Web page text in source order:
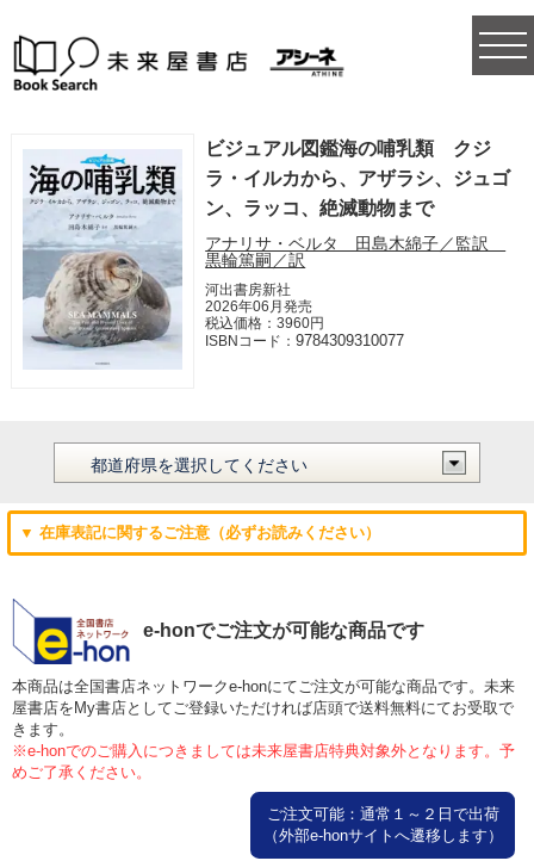
ビジュアル図鑑海の哺乳類 クジ
ラ・イルカから、アザラシ、ジュゴ
ン、ラッコ、絶滅動物まで
アナリサ・ベルタ 田島木綿子／監訳
黒輪篤嗣／訳
河出書房新社
2026年06月発売
税込価格：3960円
ISBNコード：9784309310077
▼ 在庫表記に関するご注意（必ずお読みください）
e-honでご注文が可能な商品です
本商品は全国書店ネットワークe-honにてご注文が可能な商品です。未来
屋書店をMy書店としてご登録いただければ店頭で送料無料にてお受取で
きます。
※e-honでのご購入につきましては未来屋書店特典対象外となります。予
めご了承ください。
ご注文可能：通常１～２日で出荷
（外部e-honサイトへ遷移します）